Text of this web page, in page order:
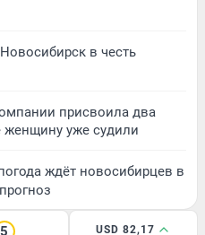
в честь
присвоила два
уже судили
ждёт новосибирцев в
5
USD 82,17